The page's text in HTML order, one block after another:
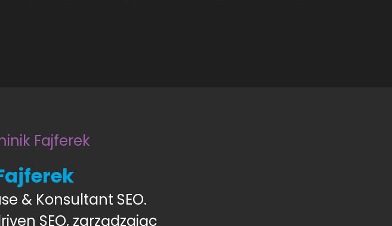
& Konsultant SEO.
SEO, zarządzając